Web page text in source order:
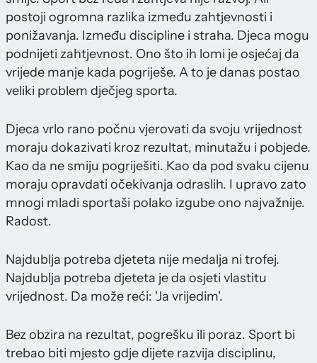
postoji ogromna razlika između zahtjevnosti i
ponižavanja. Između discipline i straha. Djeca mogu
podnijeti zahtjevnost. Ono što ih lomi je osjećaj da
vrijede manje kada pogriješe. A to je danas postao
veliki problem dječjeg sporta.
Djeca vrlo rano počnu vjerovati da svoju vrijednost
moraju dokazivati kroz rezultat, minutažu i pobjede.
Kao da ne smiju pogriješiti. Kao da pod svaku cijenu
moraju opravdati očekivanja odraslih. I upravo zato
mnogi mladi sportaši polako izgube ono najvažnije.
Radost.
Najdublja potreba djeteta nije medalja ni trofej.
Najdublja potreba djeteta je da osjeti vlastitu
vrijednost. Da može reći: 'Ja vrijedim'.
Bez obzira na rezultat, pogrešku ili poraz. Sport bi
trebao biti mjesto gdje dijete razvija disciplinu,